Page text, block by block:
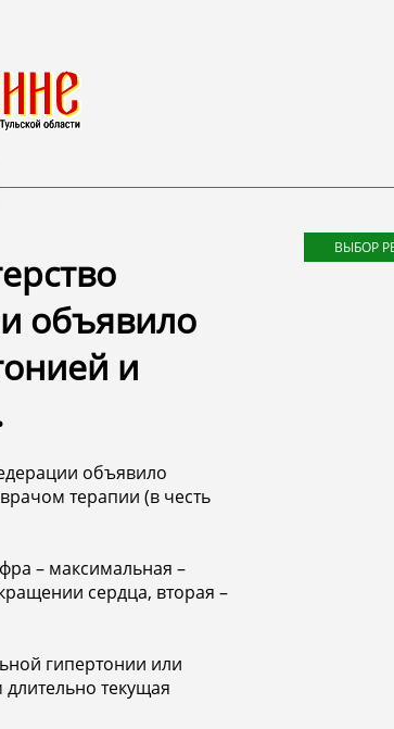
объявило
и
объявило
терапии (в честь
– максимальная –
сердца, вторая –
гипертонии или
текущая
ВЫБОР